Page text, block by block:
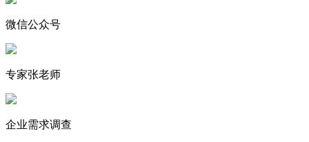
微信公众号
专家张老师
企业需求调查